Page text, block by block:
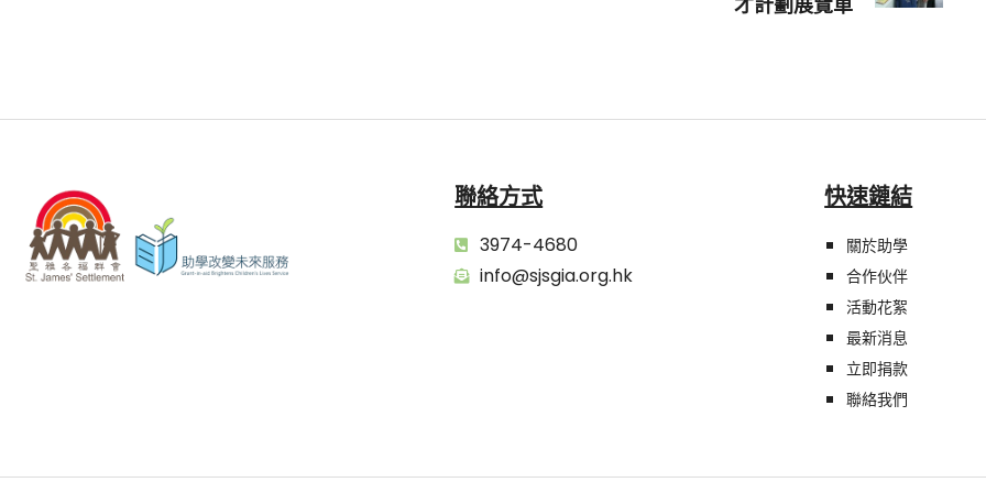
聯絡方式
3974-4680
info@sjsgia.org.hk
快速鏈結
關於助學
合作伙伴
活動花絮
最新消息
立即捐款
聯絡我們